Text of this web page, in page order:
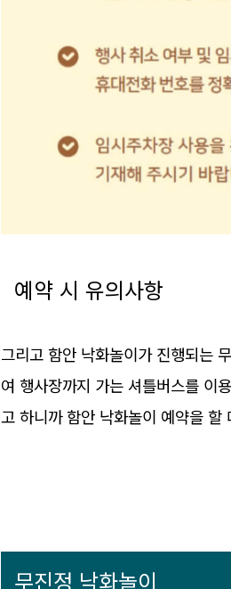
예약 시 유의사항
그리고 함안 낙화놀이가 진행되는
여 행사장까지 가는 셔틀버스를 이
고 하니까 함안 낙화놀이 예약을
무진정 낙화놀이